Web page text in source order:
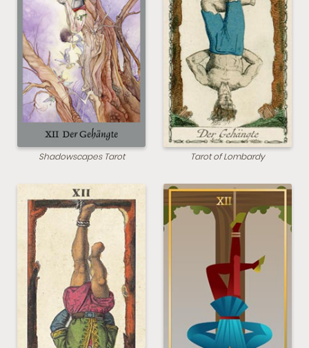
Shadowscapes Tarot Tarot of Lombardy